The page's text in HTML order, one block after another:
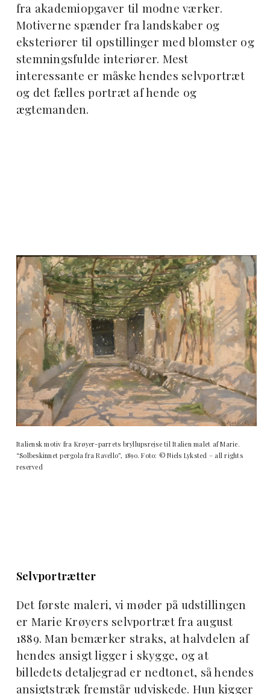
fra akademiopgaver til modne værker.
Motiverne spænder fra landskaber og
eksteriører til opstillinger med blomster og
stemningsfulde interiører. Mest
interessante er måske hendes selvportræt
og det fælles portræt af hende og
ægtemanden.
Italiensk motiv fra Krøyer-parrets bryllupsrejse til Italien malet af Marie.
“Solbeskinnet pergola fra Ravello”, 1890. Foto: © Niels Lyksted – all rights
reserved
Selvportrætter
Det første maleri, vi møder på udstillingen
er Marie Krøyers selvportræt fra august
1889. Man bemærker straks, at halvdelen af
hendes ansigt ligger i skygge, og at
billedets detaljegrad er nedtonet, så hendes
ansigtstræk fremstår udviskede. Hun kigger